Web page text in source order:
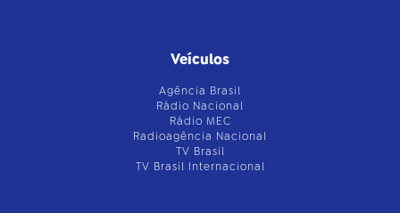
Veículos
Agência Brasil
Rádio Nacional
Rádio MEC
Radioagência Nacional
TV Brasil
TV Brasil Internacional